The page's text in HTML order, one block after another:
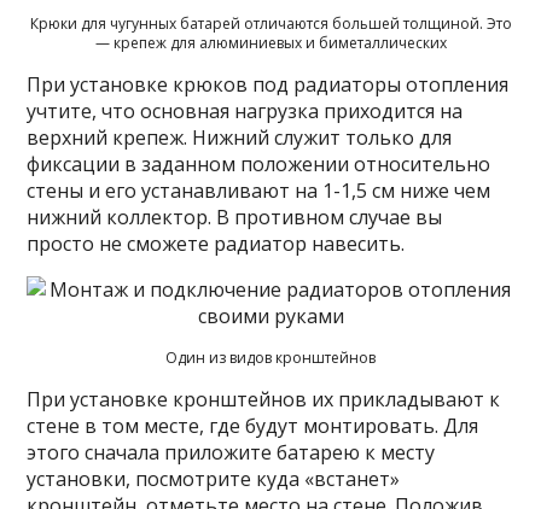
Крюки для чугунных батарей отличаются большей толщиной. Это
— крепеж для алюминиевых и биметаллических
При установке крюков под радиаторы отопления
учтите, что основная нагрузка приходится на
верхний крепеж. Нижний служит только для
фиксации в заданном положении относительно
стены и его устанавливают на 1-1,5 см ниже чем
нижний коллектор. В противном случае вы
просто не сможете радиатор навесить.
Один из видов кронштейнов
При установке кронштейнов их прикладывают к
стене в том месте, где будут монтировать. Для
этого сначала приложите батарею к месту
установки, посмотрите куда «встанет»